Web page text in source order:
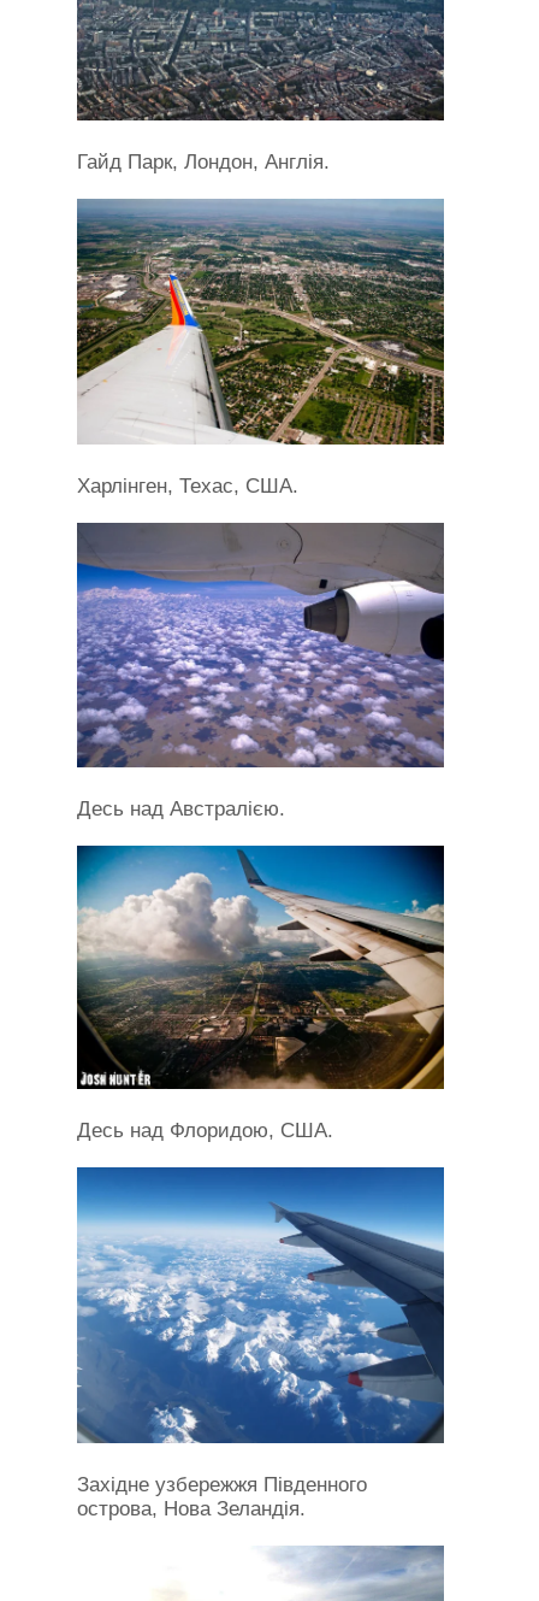
Гайд Парк, Лондон, Англія.
Харлінген, Техас, США.
Десь над Австралією.
Десь над Флоридою, США.
Західне узбережжя Південного
острова, Нова Зеландія.